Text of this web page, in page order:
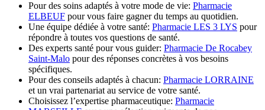
Pour des soins adaptés à votre mode de vie: Pharmacie
ELBEUF pour vous faire gagner du temps au quotidien.
Une équipe dédiée à votre santé: Pharmacie LES 3 LYS pour
répondre à toutes vos questions de santé.
Des experts santé pour vous guider: Pharmacie De Rocabey
Saint-Malo pour des réponses concrètes à vos besoins
spécifiques.
Pour des conseils adaptés à chacun: Pharmacie LORRAINE
et un vrai partenariat au service de votre santé.
Choisissez l’expertise pharmaceutique: Pharmacie